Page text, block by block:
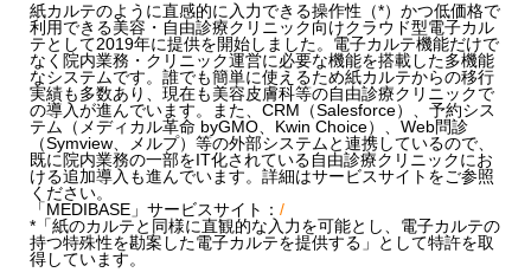
紙カルテのように直感的に入力できる操作性（*）かつ低価格で
利用できる美容・自由診療クリニック向けクラウド型電子カル
テとして2019年に提供を開始しました。電子カルテ機能だけで
なく院内業務・クリニック運営に必要な機能を搭載した多機能
なシステムです。誰でも簡単に使えるため紙カルテからの移行
実績も多数あり、現在も美容皮膚科等の自由診療クリニックで
の導入が進んでいます。また、CRM（Salesforce）、予約シス
テム（メディカル革命 byGMO、Kwin Choice）、Web問診
（Symview、メルプ）等の外部システムと連携しているので、
既に院内業務の一部をIT化されている自由診療クリニックにお
ける追加導入も進んでいます。詳細はサービスサイトをご参照
ください。
「MEDIBASE」サービスサイト： /
*「紙のカルテと同様に直観的な入力を可能とし、電子カルテの
持つ特殊性を勘案した電子カルテを提供する」として特許を取
得しています。